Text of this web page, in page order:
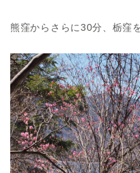
熊窪からさらに30分、栃窪